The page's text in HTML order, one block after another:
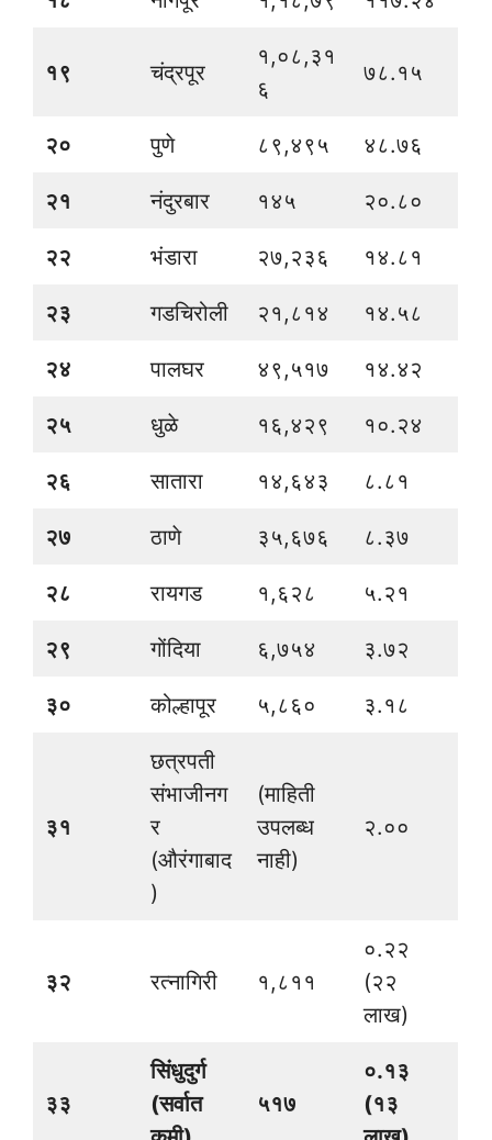
१९ चंद्रपूर
१,०८,३१
६
७८.१५
२० पुणे ८९,४९५ ४८.७६
२१ नंदुरबार १४५ २०.८०
२२ भंडारा २७,२३६ १४.८१
२३ गडचिरोली २१,८१४ १४.५८
२४ पालघर ४९,५१७ १४.४२
२५ धुळे १६,४२९ १०.२४
२६ सातारा १४,६४३ ८.८१
२७ ठाणे ३५,६७६ ८.३७
२८ रायगड १,६२८ ५.२१
२९ गोंदिया ६,७५४ ३.७२
३० कोल्हापूर ५,८६० ३.१८
३१
छत्रपती
संभाजीनग
र
(औरंगाबाद
)
(माहिती
उपलब्ध
नाही)
२.००
३२ रत्नागिरी १,८११
०.२२
(२२
लाख)
३३
सिंधुदुर्ग
(सर्वात
५१७
०.१३
(१३